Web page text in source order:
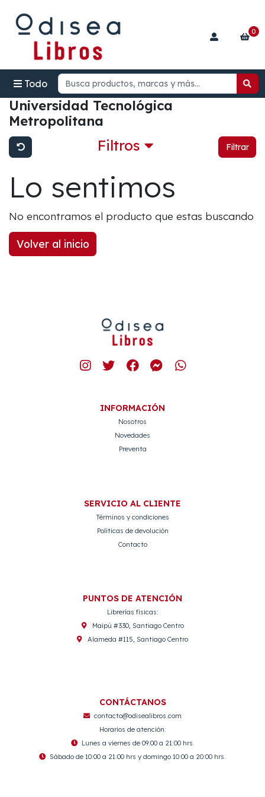
Todo
0
Universidad Tecnológica
Metropolitana
Filtros Filtrar
Lo sentimos
No encontramos el producto que estas buscando
Volver al inicio
INFORMACIÓN
Nosotros
Novedades
Preventa
SERVICIO AL CLIENTE
Términos y condiciones
Políticas de devolución
Contacto
PUNTOS DE ATENCIÓN
Librerías físicas:
Maipú #330, Santiago Centro
Alameda #115, Santiago Centro
CONTÁCTANOS
contacto@odisealibros.com
Horarios de atención:
Lunes a viernes de 09:00 a 21:00 hrs.
Sábado de 10:00 a 21:00 hrs y domingo 10:00 a 20:00 hrs.